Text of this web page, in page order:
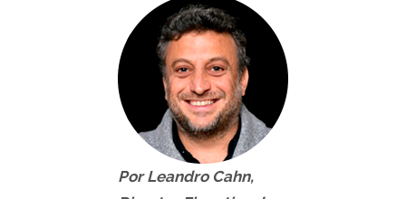
Por Leandro Cahn,